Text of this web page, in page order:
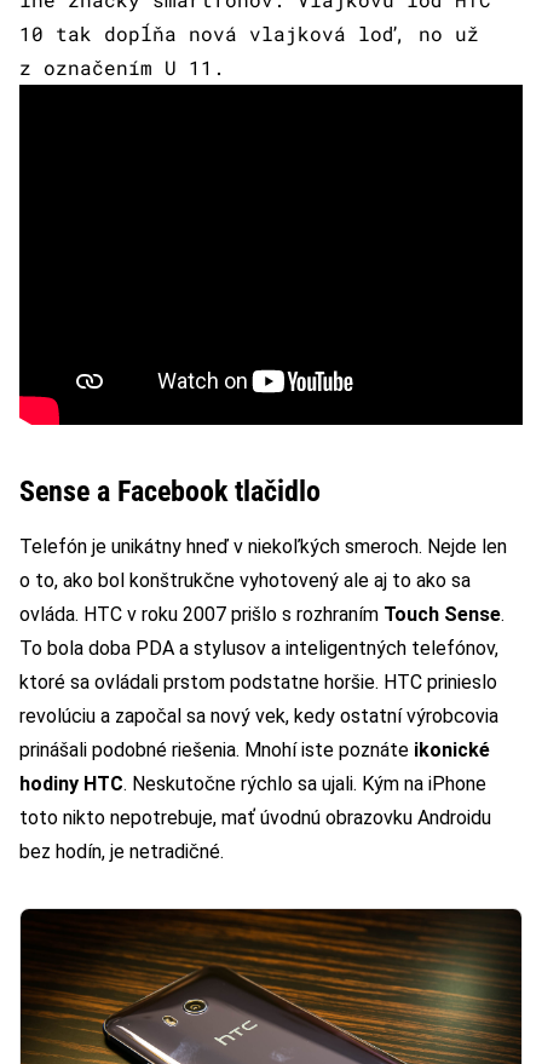
10 tak dopĺňa nová vlajková loď, no už
z označením U 11.
Sense a Facebook tlačidlo
Telefón je unikátny hneď v niekoľkých smeroch. Nejde len
o to, ako bol konštrukčne vyhotovený ale aj to ako sa
ovláda. HTC v roku 2007 prišlo s rozhraním Touch Sense.
To bola doba PDA a stylusov a inteligentných telefónov,
ktoré sa ovládali prstom podstatne horšie. HTC prinieslo
revolúciu a započal sa nový vek, kedy ostatní výrobcovia
prinášali podobné riešenia. Mnohí iste poznáte ikonické
hodiny HTC. Neskutočne rýchlo sa ujali. Kým na iPhone
toto nikto nepotrebuje, mať úvodnú obrazovku Androidu
bez hodín, je netradičné.